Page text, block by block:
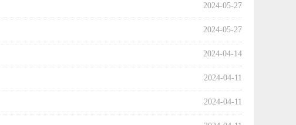
2024-05-27
2024-05-27
2024-04-14
2024-04-11
2024-04-11